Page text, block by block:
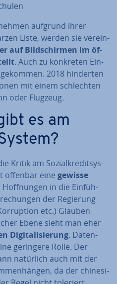
aufgrund ihrer
Liste, werden sie ver­ein­
auf Bild­schir­men im öf­
. Auch zu konkreten Ein­
2018 hinderten
mit einem schlech­ten
oder Flugzeug.
es am
Kritik am So­zi­al­kre­dit­sys­
offenbar eine gewisse
Hoff­nun­gen in die Ein­füh­
der Regierung
etc.) Glauben
Ebene sieht man eher
Di­gi­ta­li­sie­rung. Da­ten­
geringere Rolle. Der
natürlich auch mit der
da der chi­ne­si­